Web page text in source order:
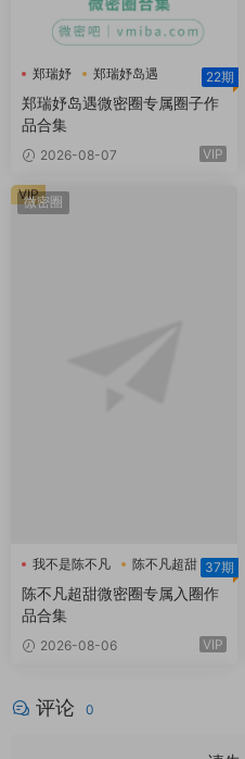
郑瑞妤
郑瑞妤岛遇
郑瑞妤微博
22期
郑瑞妤岛遇微密圈专属圈子作
品合集
2026-08-07 VIP
微密圈
我不是陈不凡
陈不凡超甜
陈不凡超甜微密圈
37期
陈不凡超甜微密圈专属入圈作
品合集
2026-08-06 VIP
VIP
评论 0